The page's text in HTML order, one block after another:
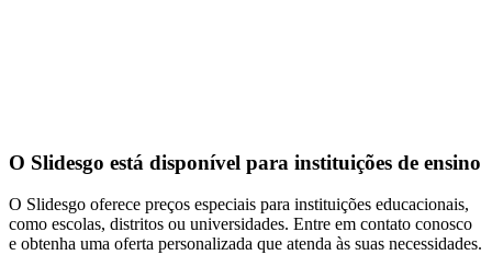
O Slidesgo está disponível para instituições de ensino
O Slidesgo oferece preços especiais para instituições educacionais,
como escolas, distritos ou universidades. Entre em contato conosco
e obtenha uma oferta personalizada que atenda às suas necessidades.